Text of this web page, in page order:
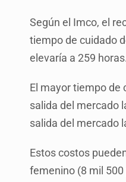
Según el Imco, el
tiempo de cuidado
elevaría a 259
El mayor tiempo de
salida del mercado
salida del mercado
Estos costos
femenino (8 mil